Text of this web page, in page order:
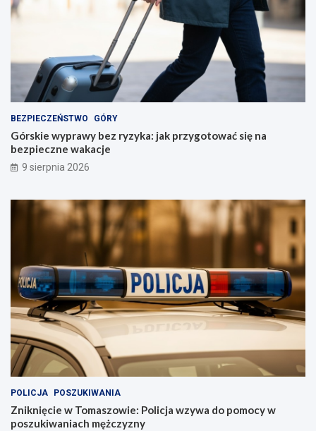
BEZPIECZEŃSTWO GÓRY
Górskie wyprawy bez ryzyka: jak przygotować się na
bezpieczne wakacje
9 sierpnia 2026
POLICJA POSZUKIWANIA
Zniknięcie w Tomaszowie: Policja wzywa do pomocy w
poszukiwaniach mężczyzny